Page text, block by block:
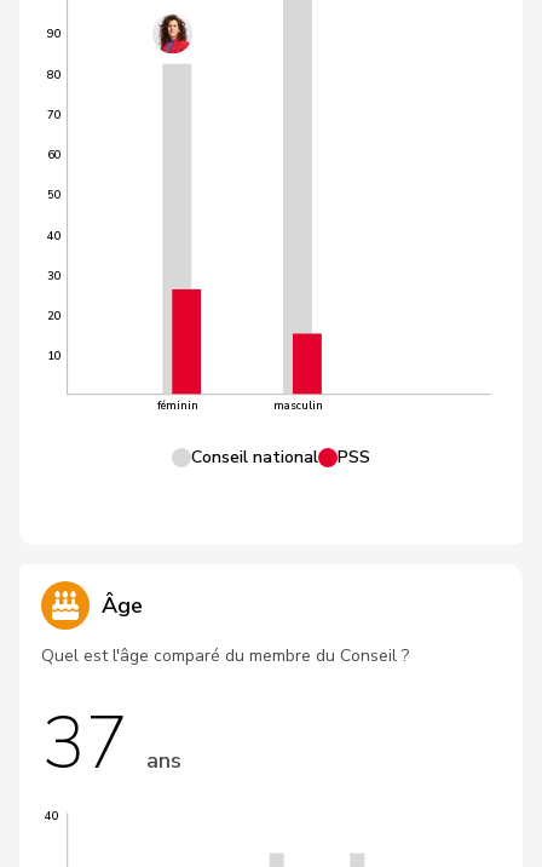
10
20
30
40
50
60
70
80
90
féminin masculin
Conseil national PSS
Âge
Quel est l'âge comparé du membre du Conseil ?
37 ans
40